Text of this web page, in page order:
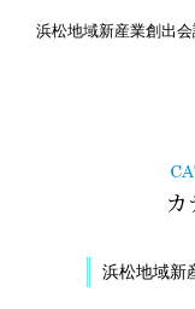
浜松地域新産業創出
カ
浜松地域新